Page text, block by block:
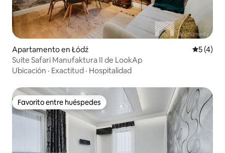
Apartamento en Łódź
5 (4)
Suite Safari Manufaktura II de LookAp
Ubicación · Exactitud · Hospitalidad
Favorito entre huéspedes
Favorito entre huéspedes